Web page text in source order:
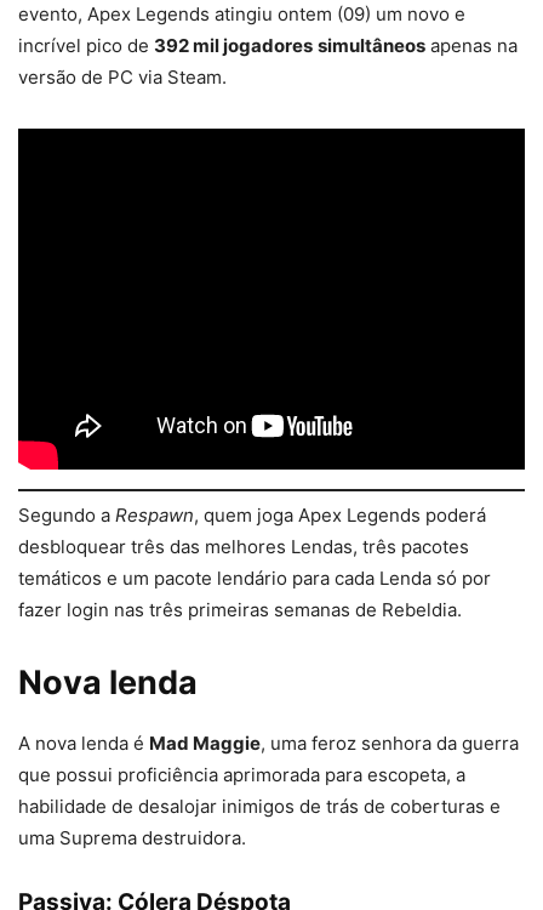
evento, Apex Legends atingiu ontem (09) um novo e
incrível pico de 392 mil jogadores simultâneos apenas na
versão de PC via Steam.
Segundo a Respawn, quem joga Apex Legends poderá
desbloquear três das melhores Lendas, três pacotes
temáticos e um pacote lendário para cada Lenda só por
fazer login nas três primeiras semanas de Rebeldia.
Nova lenda
A nova lenda é Mad Maggie, uma feroz senhora da guerra
que possui proficiência aprimorada para escopeta, a
habilidade de desalojar inimigos de trás de coberturas e
uma Suprema destruidora.
Passiva: Cólera Déspota